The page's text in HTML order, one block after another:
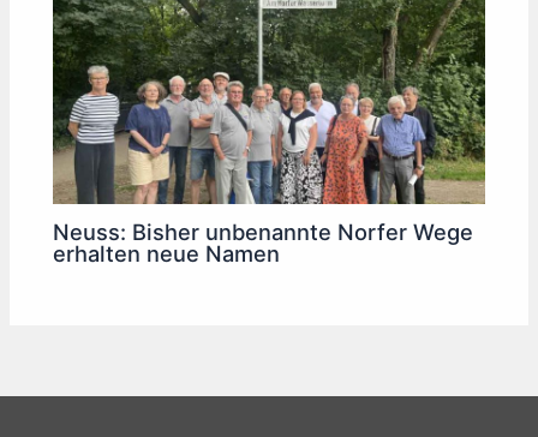
Neuss: Bisher unbenannte Norfer Wege
erhalten neue Namen